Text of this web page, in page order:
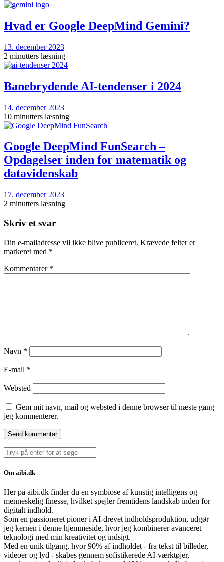
Hvad er Google DeepMind Gemini?
13. december 2023
2 minutters læsning
Banebrydende AI-tendenser i 2024
14. december 2023
10 minutters læsning
Google DeepMind FunSearch –
Opdagelser inden for matematik og
datavidenskab
17. december 2023
2 minutters læsning
Skriv et svar
Din e-mailadresse vil ikke blive publiceret. Krævede felter er
markeret med *
Kommentarer *
Navn *
E-mail *
Websted
Gem mit navn, mail og websted i denne browser til næste gang
jeg kommenterer.
Search
for:
Om aibi.dk
Her på aibi.dk finder du en symbiose af kunstig intelligens og
menneskelig finesse, hvilket spejler fremtidens landskab inden for
digitalt indhold.
Som en passioneret pioner i AI-drevet indholdsproduktion, udgør
jeg kernen i denne hjemmeside, hvor jeg kombinerer avanceret
teknologi med min kreativitet og indsigt.
Med en unik tilgang, hvor 90% af indholdet - fra tekst til billeder,
videoer og lyd - skabes gennem sofistikerede AI-værktøjer,